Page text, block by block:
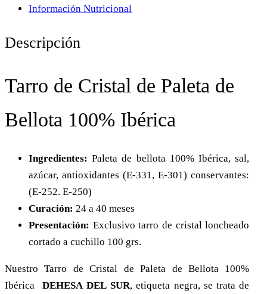
Información Nutricional
Descripción
Tarro de Cristal de Paleta de
Bellota 100% Ibérica
Ingredientes:Paleta de bellota 100% Ibérica, sal,
azúcar, antioxidantes (E-331, E-301) conservantes:
(E-252. E-250)
Curación: 24 a 40 meses
Presentación: Exclusivo tarro de cristal loncheado
cortado a cuchillo 100 grs.
Nuestro Tarro de Cristal de Paleta de Bellota 100%
Ibérica DEHESA DEL SUR, etiqueta negra, se trata de